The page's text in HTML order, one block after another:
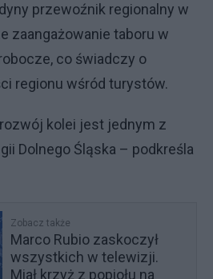
przewoźnik regionalny w
zaangażowanie taboru w
co świadczy o
regionu wśród turystów.
kolei jest jednym z
Dolnego Śląska – podkreśla
Zobacz także
Marco Rubio zaskoczył
wszystkich w telewizji.
Miał krzyż z popiołu na